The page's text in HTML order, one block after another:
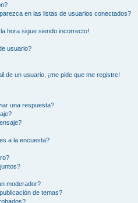
en las listas de usuarios conectados?
hora sigue siendo incorrecto!
usuario?
de un usuario, ¡me pide que me registre!
una respuesta?
a la encuesta?
moderador?
de temas?